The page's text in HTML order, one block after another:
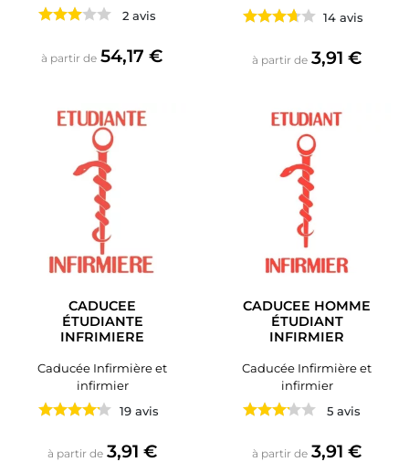
2 avis
à partir de Prix
54,17 €
14 avis
à partir de Prix
3,91 €
CADUCEE
ÉTUDIANTE
INFRIMIERE
Caducée Infirmière et
infirmier
19 avis
à partir de Prix
3,91 €
CADUCEE HOMME
ÉTUDIANT
INFIRMIER
Caducée Infirmière et
infirmier
5 avis
à partir de Prix
3,91 €